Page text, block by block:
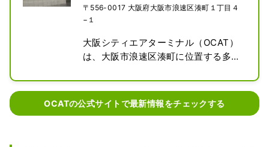
〒556-0017 大阪府大阪市浪速区湊町１丁目４
−１
大阪シティエアターミナル（OCAT）
は、大阪市浪速区湊町に位置する多機
のターミナルや関西国際空港行きのバ
ス発着所があり、JR難波駅に直結して
います。また、6階建ての商業フロア
OCATの公式サイトで最新情報をチェックする